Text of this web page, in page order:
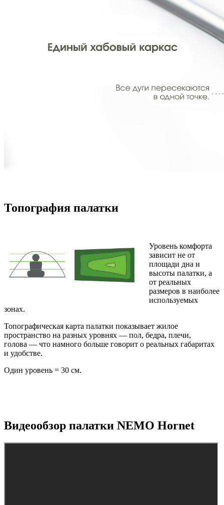
Топография палатки
Уровень комфорта
зависит не от
площади дна и
высоты палатки, а
от реальных
размеров в наиболее
используемых
зонах.
Топографическая карта палатки показывает жилое
пространство на разных уровнях — пол, бедра, плечи,
голова — что намного больше говорит о реальных габаритах
и удобстве.
Один уровень = 30 см.
Видеообзор палатки NEMO Hornet